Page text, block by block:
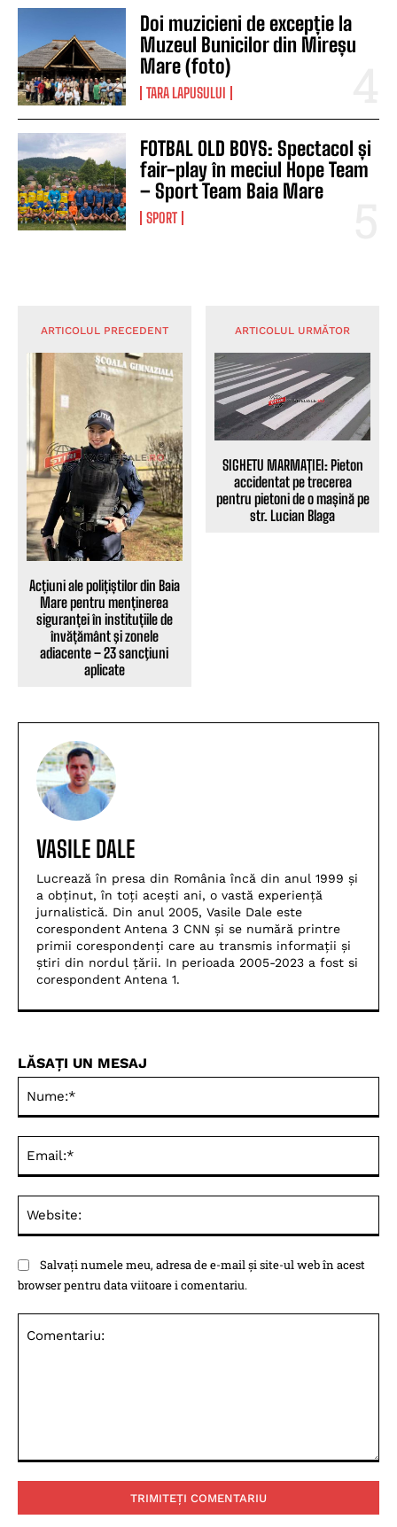
Doi muzicieni de excepție la
Muzeul Bunicilor din Mireșu
Mare (foto)
TARA LAPUSULUI
FOTBAL OLD BOYS: Spectacol și
fair-play în meciul Hope Team
– Sport Team Baia Mare
SPORT
ARTICOLUL PRECEDENT
Acțiuni ale polițiștilor din Baia
Mare pentru menținerea
siguranței în instituțiile de
învățământ şi zonele
adiacente – 23 sancţiuni
aplicate
ARTICOLUL URMĂTOR
SIGHETU MARMAȚIEI: Pieton
accidentat pe trecerea
pentru pietoni de o mașină pe
str. Lucian Blaga
VASILE DALE
Lucrează în presa din România încă din anul 1999 și
a obținut, în toți acești ani, o vastă experiență
jurnalistică. Din anul 2005, Vasile Dale este
corespondent Antena 3 CNN și se numără printre
primii corespondenți care au transmis informații și
știri din nordul țării. In perioada 2005-2023 a fost si
corespondent Antena 1.
LĂSAȚI UN MESAJ
Salvați numele meu, adresa de e-mail și site-ul web în acest
browser pentru data viitoare i comentariu.